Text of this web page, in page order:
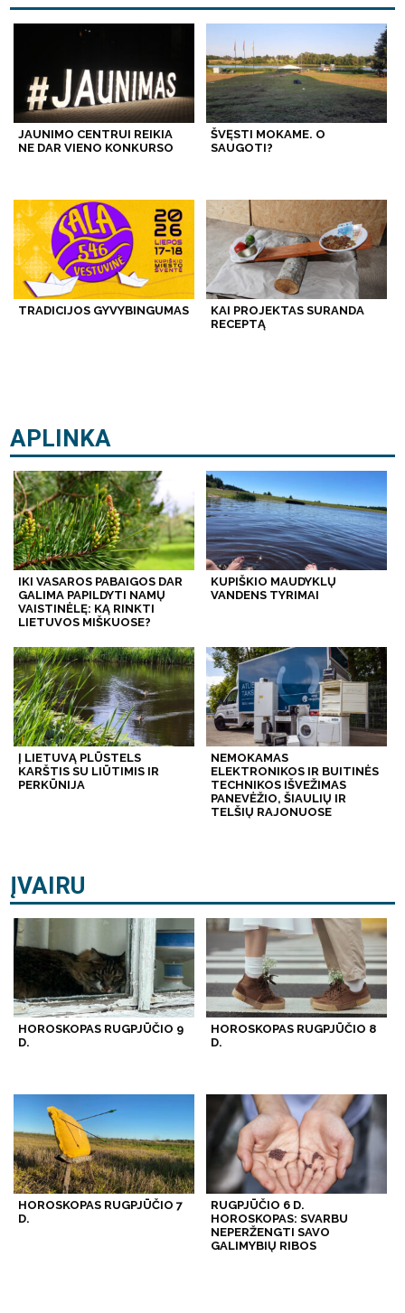
JAUNIMO CENTRUI REIKIA
NE DAR VIENO KONKURSO
ŠVĘSTI MOKAME. O
SAUGOTI?
TRADICIJOS GYVYBINGUMAS
KAI PROJEKTAS SURANDA
RECEPTĄ
APLINKA
IKI VASAROS PABAIGOS DAR
GALIMA PAPILDYTI NAMŲ
VAISTINĖLĘ: KĄ RINKTI
LIETUVOS MIŠKUOSE?
KUPIŠKIO MAUDYKLŲ
VANDENS TYRIMAI
Į LIETUVĄ PLŪSTELS
KARŠTIS SU LIŪTIMIS IR
PERKŪNIJA
NEMOKAMAS
ELEKTRONIKOS IR BUITINĖS
TECHNIKOS IŠVEŽIMAS
PANEVĖŽIO, ŠIAULIŲ IR
TELŠIŲ RAJONUOSE
ĮVAIRU
HOROSKOPAS RUGPJŪČIO 9
D.
HOROSKOPAS RUGPJŪČIO 8
D.
HOROSKOPAS RUGPJŪČIO 7
D.
RUGPJŪČIO 6 D.
HOROSKOPAS: SVARBU
NEPERŽENGTI SAVO
GALIMYBIŲ RIBOS